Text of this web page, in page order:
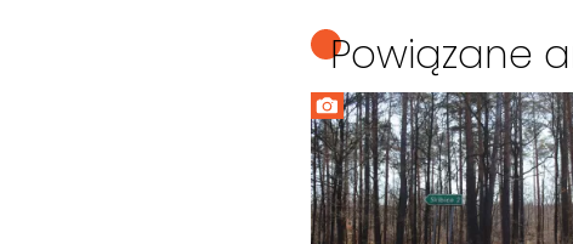
Powiązane